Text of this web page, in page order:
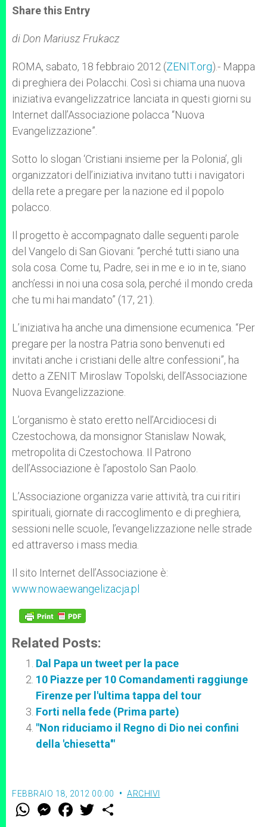
t
s
p
p
s
e
g
e
e
b
o
k
r
Share this Entry
di Don Mariusz Frukacz
ROMA, sabato, 18 febbraio 2012 (ZENIT.org).- Mappa
di preghiera dei Polacchi. Così si chiama una nuova
iniziativa evangelizzatrice lanciata in questi giorni su
Internet dall’Associazione polacca “Nuova
Evangelizzazione”.
Sotto lo slogan ‘Cristiani insieme per la Polonia’, gli
organizzatori dell’iniziativa invitano tutti i navigatori
della rete a pregare per la nazione ed il popolo
polacco.
Il progetto è accompagnato dalle seguenti parole
del Vangelo di San Giovani: “perché tutti siano una
sola cosa. Come tu, Padre, sei in me e io in te, siano
anch’essi in noi una cosa sola, perché il mondo creda
che tu mi hai mandato” (17, 21).
L’iniziativa ha anche una dimensione ecumenica. “Per
pregare per la nostra Patria sono benvenuti ed
invitati anche i cristiani delle altre confessioni”, ha
detto a ZENIT Miroslaw Topolski, dell’Associazione
Nuova Evangelizzazione.
L’organismo è stato eretto nell’Arcidiocesi di
Czestochowa, da monsignor Stanislaw Nowak,
metropolita di Czestochowa. Il Patrono
dell’Associazione è l’apostolo San Paolo.
L’Associazione organizza varie attività, tra cui ritiri
spirituali, giornate di raccoglimento e di preghiera,
sessioni nelle scuole, l’evangelizzazione nelle strade
ed attraverso i mass media.
Il sito Internet dell’Associazione è:
www.nowaewangelizacja.pl
Related Posts:
Dal Papa un tweet per la pace
10 Piazze per 10 Comandamenti raggiunge
Firenze per l'ultima tappa del tour
Forti nella fede (Prima parte)
"Non riduciamo il Regno di Dio nei confini
della 'chiesetta'"
FEBBRAIO 18, 2012 00:00 ARCHIVI
W M
e
F
a w